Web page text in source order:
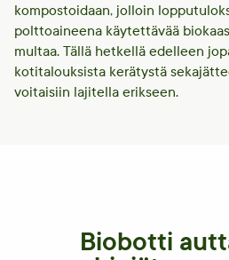
kompostoidaan, jolloin
polttoaineena käytettävää
multaa. Tällä hetkellä edelleen
kotitalouksista kerätystä
voitaisiin lajitella erikseen.
Biobotti